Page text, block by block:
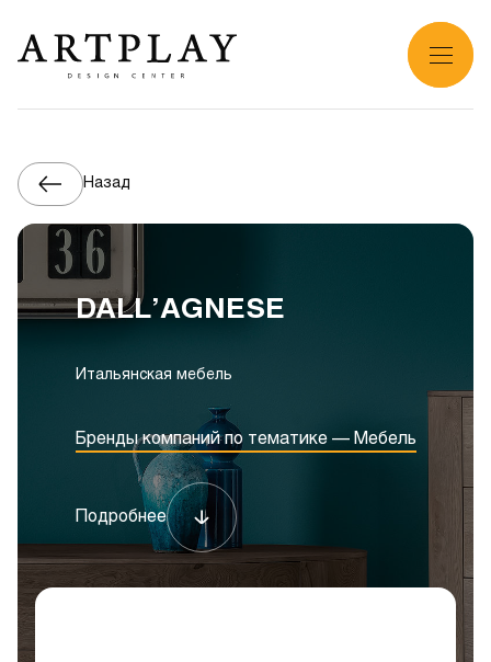
Назад
DALL’AGNESE
Итальянская мебель
Бренды компаний по тематике — Мебель
Подробнее